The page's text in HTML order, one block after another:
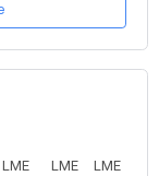
LME
LME
LME